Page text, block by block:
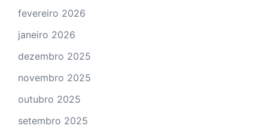
fevereiro 2026
janeiro 2026
dezembro 2025
novembro 2025
outubro 2025
setembro 2025